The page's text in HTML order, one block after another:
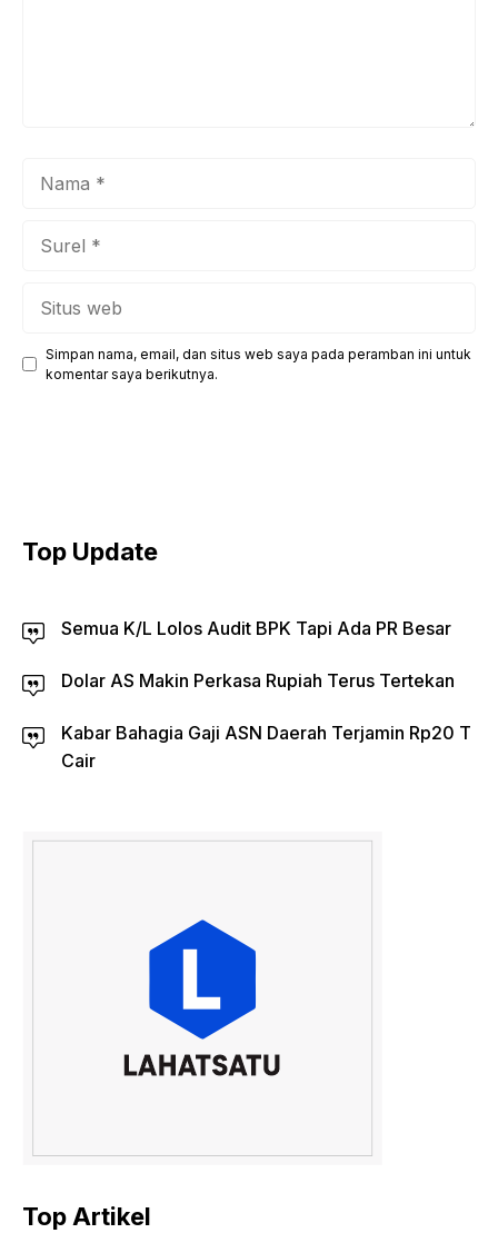
Simpan nama, email, dan situs web saya pada peramban ini untuk
komentar saya berikutnya.
Top Update
Semua K/L Lolos Audit BPK Tapi Ada PR Besar
Dolar AS Makin Perkasa Rupiah Terus Tertekan
Kabar Bahagia Gaji ASN Daerah Terjamin Rp20 T
Cair
Top Artikel